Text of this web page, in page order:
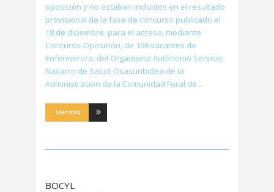
oposición y no estaban incluidos en el resultado
provisional de la fase de concurso publicado el
18 de diciembre; para el acceso, mediante
Concurso-Oposición, de 108 vacantes de
Enfermero/a, del Organismo Autónomo Servicio
Navarro de Salud-Osasunbidea de la
Administración de la Comunidad Foral de
Leer más
BOCYL